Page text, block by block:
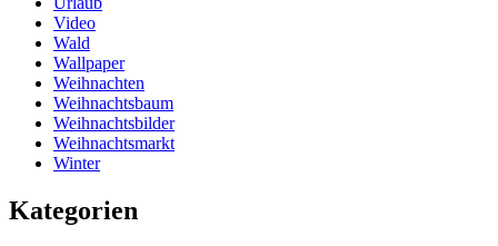
Video
Wald
Wallpaper
Weihnachten
Weihnachtsbaum
Weihnachtsbilder
Weihnachtsmarkt
Winter
Kategorien